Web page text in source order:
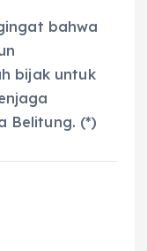
bahwa
bijak untuk
Belitung. (*)